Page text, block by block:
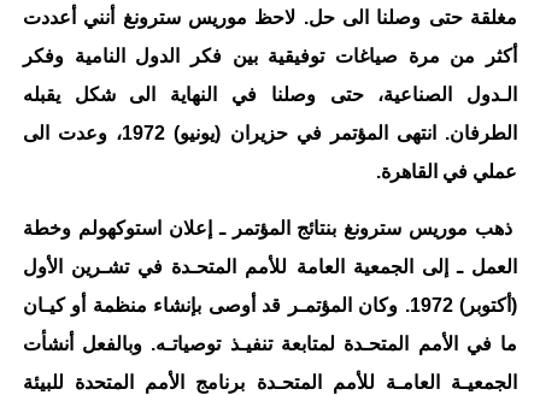
مغلقة حتى وصلنا الى حل. لاحظ موريس سترونغ أنني أعددت
أكثر من مرة صياغات توفيقية بين فكر الدول النامية وفكر
الـدول الصناعية، حتى وصلنا في النهاية الى شكل يقبله
الطرفان. انتهى المؤتمر في حزيران (يونيو) 1972، وعدت الى
عملي في القاهرة.
ذهب موريس سترونغ بنتائج المؤتمر ـ إعلان استوكهولم وخطة
العمل ـ إلى الجمعية العامة للأمم المتحـدة في تشـرين الأول
(أكتوبر) 1972. وكان المؤتمـر قد أوصى بإنشاء منظمة أو كيـان
ما في الأمم المتحـدة لمتابعة تنفيـذ توصياتـه. وبالفعل أنشأت
الجمعيـة العامـة للأمم المتحـدة برنامج الأمم المتحدة للبيئة